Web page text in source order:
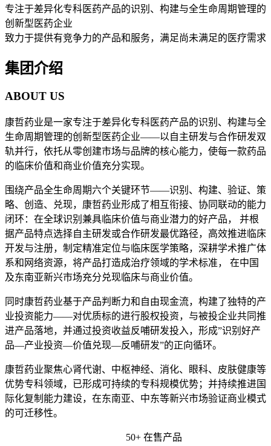
专注于差异化专科医药产品的识别、构建与全生命周期管理的
创新型医药企业
致力于提供有竞争力的产品和服务，满足尚未满足的医疗需求
集团介绍
ABOUT US
康哲药业是一家专注于差异化专科医药产品的识别、构建与全
生命周期管理的创新型医药企业——以自主研发与合作研发双
轨并行，依托从零创建市场与品牌的核心能力，使每一款药品
的临床价值和商业价值充分实现。
围绕产品全生命周期六个关键环节——识别、构建、验证、策
略、创造、兑现，康哲药业形成了相互衔接、协同联动的能力
闭环：在全球识别兼具临床价值与商业潜力的好产品， 并根
据产品特点选择自主研发或合作研发最优路径，高效推进临床
开发与注册，制定精准定位与临床医学策略，深耕学术推广体
系和网络资源，将产品打造成治疗领域的学术标准， 在中国
及东南亚新兴市场充分兑现临床与商业价值。
同时康哲药业基于产品判断力和自由现金流，构建了独特的产
业投资能力——对优质标的进行股权投资，与被投企业共同推
进产品落地，并通过投资收益反哺研发投入，形成”识别好产
品—产业投资—价值兑现—反哺研发”的正向循环。
康哲药业聚焦心肾代谢、中枢神经、消化、眼科、皮肤健康等
优势专科领域，已形成可持续的专科规模优势；并持续推进国
际化复制能力建设，在东南亚、中东等新兴市场验证商业模式
的可迁移性。
50+ 在售产品